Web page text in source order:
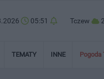
05:51 Tczew
TEMATY INNE Pogoda